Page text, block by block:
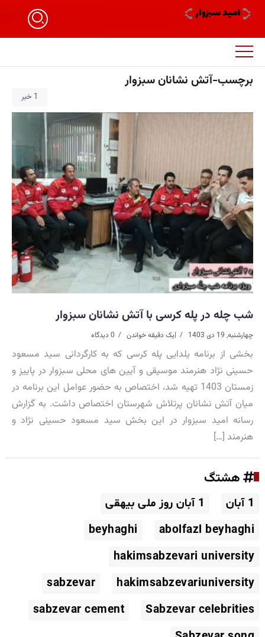
برچسب-آتش نشانان سبزوار
1 خبر
شب چله در پله کرسی با آتش نشانان سبزوار
چهارشنبه, 19 دی 1403 |یک دقیقه خواندن 0 دیدگاه
بخشی از برنامه یلدایی پله کرسی که به کارگردانی سید مسعود
حسینی نژاد هنرمند موسیقی و آیین های محلی سبزوار در پاییز و
زمستان 1403 تهیه شد، اختصاص به حضور عوامل این برنامه در
میان آتش نشانان پرتلاش شهرستان اختصاص داشت. به گزارش
رسانه امید سبزوار در این بخش سید مسعود حسینی نژاد و
هنرمند […]
هشتگ
1 آبان
1 آبان روز ملی بیهقی
abolfazl beyhaghi
beyhaghi
hakimsabzevari university
hakimsabzevariuniversity
sabzevar
Sabzevar celebrities
sabzevar cement